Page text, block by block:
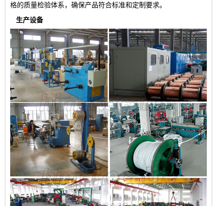
格的质量检验体系，确保产品符合标准和定制要求。
生产设备